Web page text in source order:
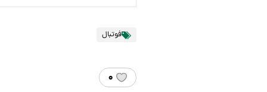
فوتبال
۰